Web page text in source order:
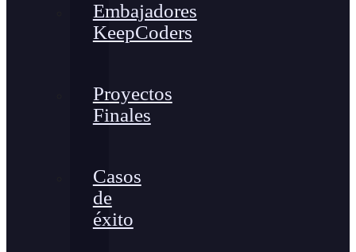
Embajadores
KeepCoders
Proyectos
Finales
Casos
de
éxito